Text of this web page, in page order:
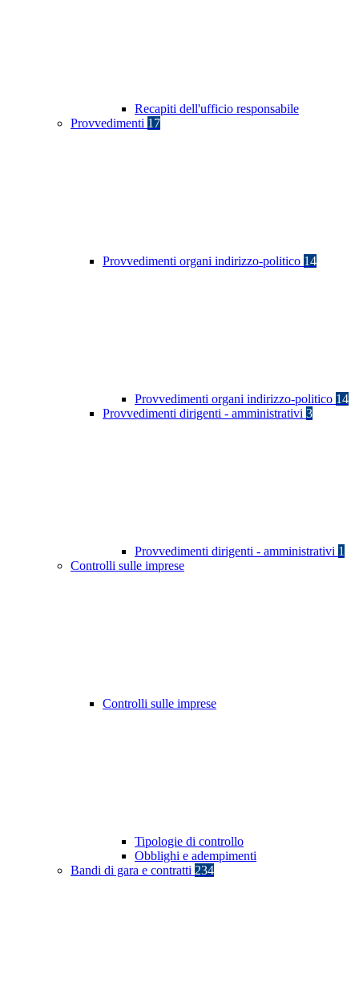
Recapiti dell'ufficio responsabile
Provvedimenti 17
Provvedimenti organi indirizzo-politico 14
Provvedimenti organi indirizzo-politico 14
Provvedimenti dirigenti - amministrativi 3
Provvedimenti dirigenti - amministrativi 1
Controlli sulle imprese
Controlli sulle imprese
Tipologie di controllo
Obblighi e adempimenti
Bandi di gara e contratti 234